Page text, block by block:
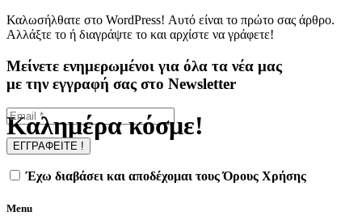
Καλημέρα κόσμε!
Καλωσήλθατε στο WordPress! Αυτό είναι το πρώτο σας άρθρο.
Αλλάξτε το ή διαγράψτε το και αρχίστε να γράφετε!
Μείνετε ενημερωμένοι για όλα τα νέα μας
με την εγγραφή σας στο Newsletter
Έχω διαβάσει και αποδέχομαι τους Όρους Χρήσης
Menu